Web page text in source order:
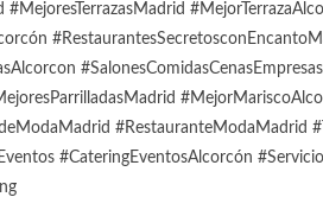
#RestauranteModaMadrid
#CateringEventosAlcorcón